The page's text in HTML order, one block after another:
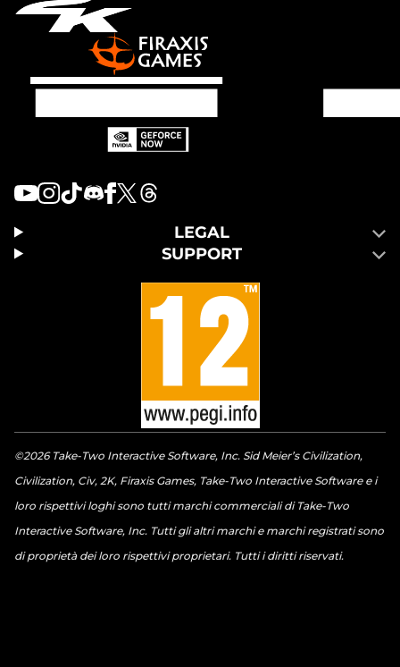
LEGAL
SUPPORT
©2026 Take-Two Interactive Software, Inc. Sid Meier’s Civilization,
Civilization, Civ, 2K, Firaxis Games, Take-Two Interactive Software e i
loro rispettivi loghi sono tutti marchi commerciali di Take-Two
Interactive Software, Inc. Tutti gli altri marchi e marchi registrati sono
di proprietà dei loro rispettivi proprietari. Tutti i diritti riservati.